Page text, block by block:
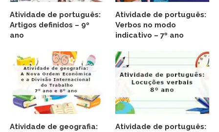
Atividade de português:
Artigos definidos – 9º
ano
Atividade de português:
Verbos no modo
indicativo – 7º ano
Atividade de geografia:
Atividade de português: